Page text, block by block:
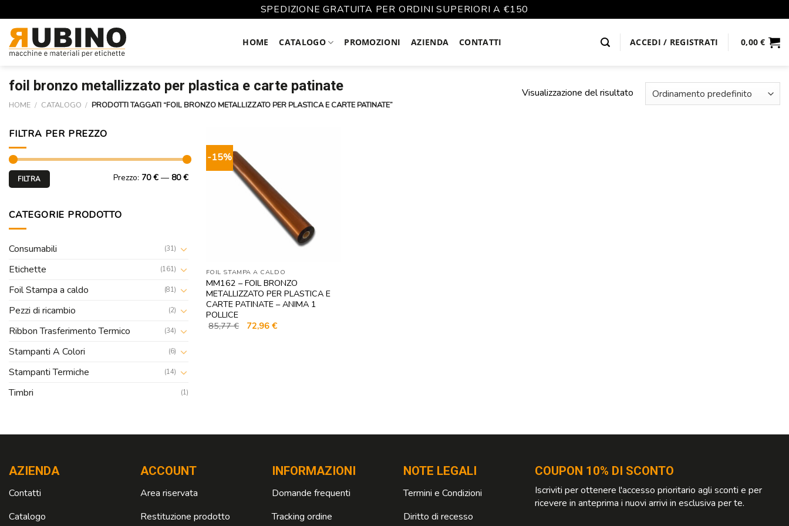
SPEDIZIONE GRATUITA PER ORDINI SUPERIORI A €150
Skip
content
HOME CATALOGO PROMOZIONI AZIENDA CONTATTI ACCEDI / REGISTRATI 0,00€
foil bronzo metallizzato per plastica e carte patinate
HOME / CATALOGO / PRODOTTI TAGGATI “FOIL BRONZO METALLIZZATO PER PLASTICA E CARTE PATINATE”
Visualizzazione del risultato
FILTRA PER PREZZO
Prezzo
Min
Prezzo
MaxFILTRA Prezzo: 70 € — 80 €
CATEGORIE PRODOTTO
Consumabili (31)
Etichette (161)
Foil Stampa a caldo (81)
Pezzi di ricambio (2)
Ribbon Trasferimento Termico (34)
Stampanti A Colori (6)
Stampanti Termiche (14)
Timbri (1)
-15%
FOIL STAMPA A CALDO
MM162 – FOIL BRONZO
METALLIZZATO PER PLASTICA E
CARTE PATINATE – ANIMA 1
POLLICE
85,77€ Il
prezzo
72,96 €Il
AZIENDA
Contatti
Catalogo
ACCOUNT
Area riservata
Restituzione prodotto
INFORMAZIONI
Domande frequenti
Tracking ordine
NOTE LEGALI
Termini e Condizioni
Diritto di recesso
COUPON 10% DI SCONTO
Iscriviti per ottenere l'accesso prioritario agli sconti e per
ricevere in anteprima i nuovi arrivi in esclusiva per te.